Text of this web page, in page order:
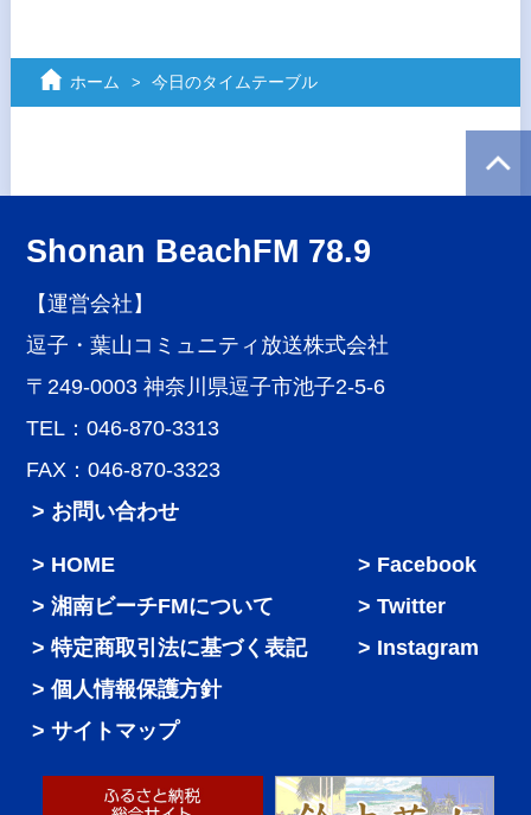
ホーム 今日のタイムテーブル
Shonan BeachFM 78.9
【運営会社】
逗子・葉山コミュニティ放送株式会社
〒249-0003 神奈川県逗子市池子2-5-6
TEL：046-870-3313
FAX：046-870-3323
> お問い合わせ
HOME
湘南ビーチFMについて
特定商取引法に基づく表記
個人情報保護方針
サイトマップ
Facebook
Twitter
Instagram